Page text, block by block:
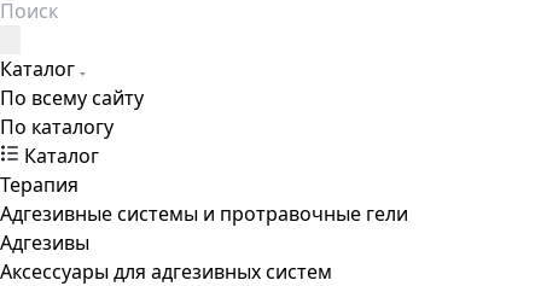
Каталог
По всему сайту
По каталогу
Каталог
Терапия
Адгезивные системы и протравочные гели
Адгезивы
Аксессуары для адгезивных систем